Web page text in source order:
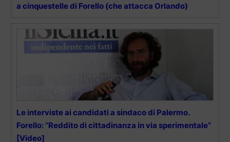
a cinquestelle di Forello (che attacca Orlando)
Le interviste ai candidati a sindaco di Palermo.
Forello: “Reddito di cittadinanza in via sperimentale”
[Video]